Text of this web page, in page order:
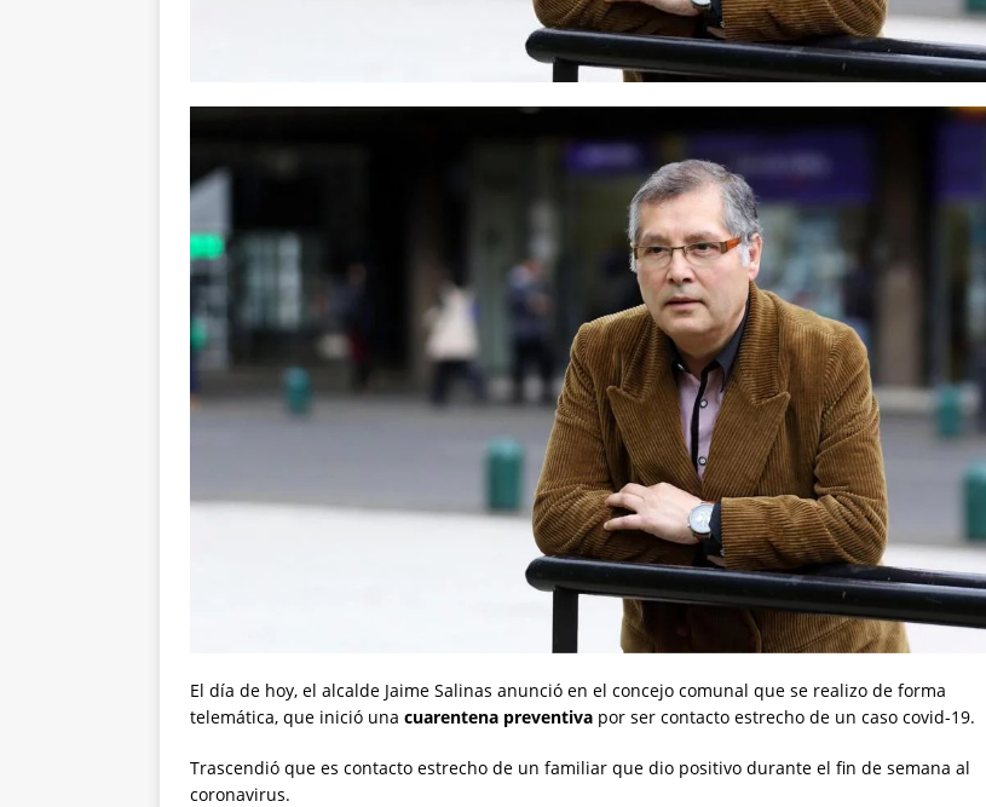
El día de hoy, el alcalde Jaime Salinas anunció en el concejo comunal que se realizo de forma
telemática, que inició una cuarentena preventiva por ser contacto estrecho de un caso covid-19.
Trascendió que es contacto estrecho de un familiar que dio positivo durante el fin de semana al
coronavirus.